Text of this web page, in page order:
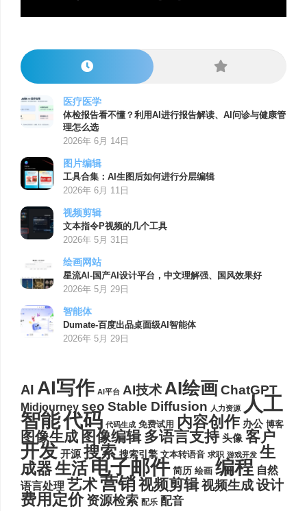
医疗医学
体检报告看不懂？利用AI进行报告解读、AI问诊与健康管
理怎么选
2026年 6月 14日
图片编辑
工具合集：AI生图后如何进行分层编辑
2026年 6月 11日
视频剪辑
文本指令P视频的几个工具
2026年 5月 31日
绘画网站
星流AI-国产AI设计平台，中文理解强、国风效果好
2026年 5月 29日
智能体
Dumate-百度出品桌面级AI智能体
2026年 5月 29日
AI AI写作 AI平台 AI技术AI绘画ChatGPT
Midjourney seo Stable Diffusion 人力资源 人工
智能代码 代码生成 免费试用 内容创作 办公 博客
图像生成 图像编辑 多语言支持 头像 客户
开发 开源 搜索 搜索引擎 文本转语音 求职 游戏开发 生
成器生活电子邮件 简历 绘画 编程 自然
语言处理 艺术营销视频剪辑视频生成设计
费用定价 资源检索 配乐 配音